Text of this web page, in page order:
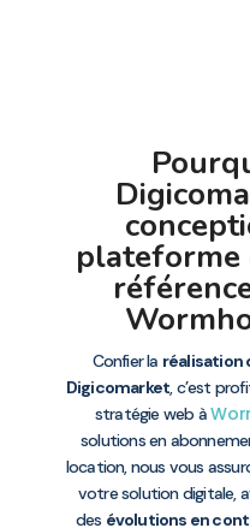
plateforme
Confier la réalisation
Digicomarket, c’est
stratégie web à
solutions en
location, nous vous
votre solution digitale,
des évolutions en